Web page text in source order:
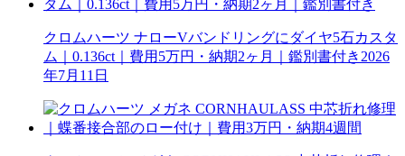
クロムハーツ ナローVバンドリングにダイヤ5石カスタ
ム｜0.136ct｜費用5万円・納期2ヶ月｜鑑別書付き 2026
年7月11日